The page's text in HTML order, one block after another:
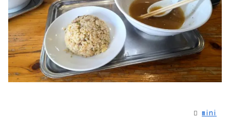
mini